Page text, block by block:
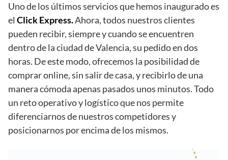
Uno de los últimos servicios que hemos inaugurado es
el Click Express.Ahora, todos nuestros clientes
pueden recibir, siempre y cuando se encuentren
dentro de la ciudad de Valencia, su pedido en dos
horas. De este modo, ofrecemos la posibilidad de
comprar online, sin salir de casa, y recibirlo de una
manera cómoda apenas pasados unos minutos. Todo
un reto operativo y logístico que nos permite
diferenciarnos de nuestros competidores y
posicionarnos por encima de los mismos.